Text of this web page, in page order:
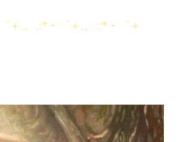
＋.。.:*・゜＋.。.:*・゜＋